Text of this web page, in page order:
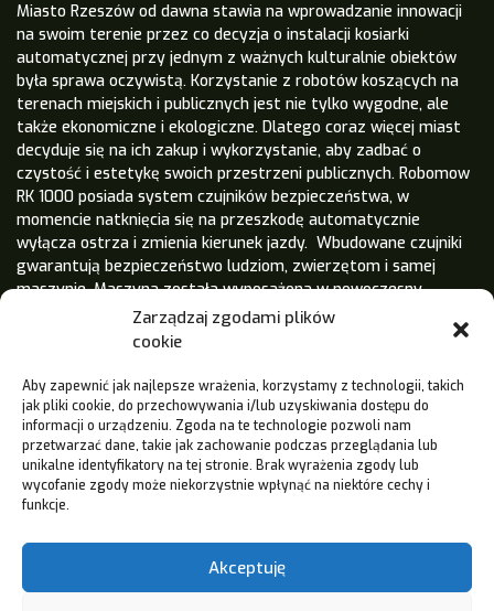
Zarządzaj zgodami plików
cookie
Aby zapewnić jak najlepsze wrażenia, korzystamy z technologii, takich
jak pliki cookie, do przechowywania i/lub uzyskiwania dostępu do
informacji o urządzeniu. Zgoda na te technologie pozwoli nam
przetwarzać dane, takie jak zachowanie podczas przeglądania lub
unikalne identyfikatory na tej stronie. Brak wyrażenia zgody lub
wycofanie zgody może niekorzystnie wpłynąć na niektóre cechy i
funkcje.
Akceptuję
Miasto Rzeszów od dawna stawia na wprowadzanie innowacji
na swoim terenie przez co decyzja o instalacji kosiarki
automatycznej przy jednym z ważnych kulturalnie obiektów
była sprawa oczywistą. Korzystanie z robotów koszących na
terenach miejskich i publicznych jest nie tylko wygodne, ale
także ekonomiczne i ekologiczne. Dlatego coraz więcej miast
decyduje się na ich zakup i wykorzystanie, aby zadbać o
czystość i estetykę swoich przestrzeni publicznych. Robomow
RK 1000 posiada system czujników bezpieczeństwa, w
momencie natknięcia się na przeszkodę automatycznie
wyłącza ostrza i zmienia kierunek jazdy. Wbudowane czujniki
gwarantują bezpieczeństwo ludziom, zwierzętom i samej
maszynie. Maszyna została wyposażona w nowoczesny
kolorowy 4,3 calowy wyświetlacz dotykowy LCD. Dzięki niemu
można wygodnie zmienić harmonogram pracy za pomocą
Bluetooth z aplikacją Robomow app.
SPODOBAŁA CI SIĘ TA
REALIZACJA?
Skontaktuj się z nami a nasi doradcy dostosują odpowiedni